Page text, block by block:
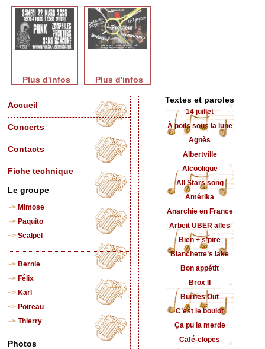
Plus d'infos Plus d'infos
Accueil
Concerts
Contacts
Fiche technique
Le groupe
Mimose
Paquito
Scalpel
Bernie
Félix
Karl
Poireau
Thierry
Photos
Textes et paroles
14 juillet
À poils sous la lune
Agnès
Albertville
Alcoolique
All Stars song
Amérika
Anarchie en France
Arbeit UBER alles
Bien + s’pire
Blanchette’s lake
Bon appétit
Brox II
Burnes Out
C’est le boulot
Ça pu la merde
Café-clopes